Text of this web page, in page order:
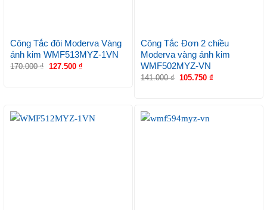
Công Tắc đôi Moderva Vàng
ánh kim WMF513MYZ-1VN
170.000₫ 127.500 ₫
Công Tắc Đơn 2 chiều
Moderva vàng ánh kim
WMF502MYZ-VN
141.000₫ 105.750 ₫